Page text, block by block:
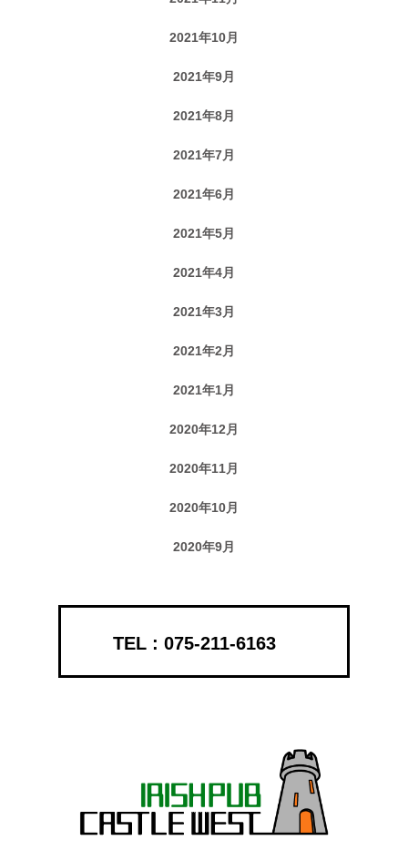
2021年10月
2021年9月
2021年8月
2021年7月
2021年6月
2021年5月
2021年4月
2021年3月
2021年2月
2021年1月
2020年12月
2020年11月
2020年10月
2020年9月
075-211-6163